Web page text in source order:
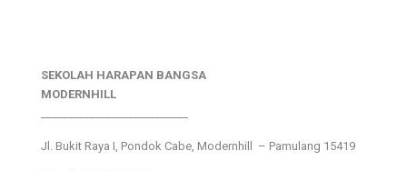
SEKOLAH HARAPAN BANGSA
MODERNHILL
Jl. Bukit Raya I, Pondok Cabe, Modernhill – Pamulang 15419